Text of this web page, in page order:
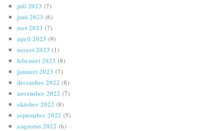
juli 2023 (7)
juni 2023 (6)
mei 2023 (7)
april 2023 (9)
maart 2023 (1)
februari 2023 (8)
januari 2023 (7)
december 2022 (8)
november 2022 (7)
oktober 2022 (8)
september 2022 (5)
augustus 2022 (6)